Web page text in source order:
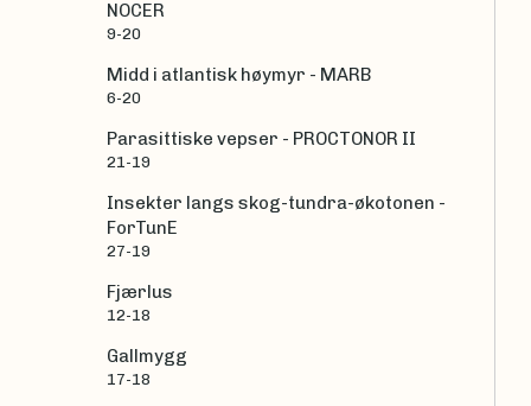
NOCER
9-20
Midd i atlantisk høymyr - MARB
6-20
Parasittiske vepser - PROCTONOR II
21-19
Insekter langs skog-tundra-økotonen -
ForTunE
27-19
Fjærlus
12-18
Gallmygg
17-18